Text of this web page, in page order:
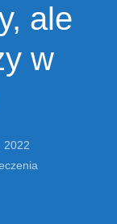
ale
w
2022